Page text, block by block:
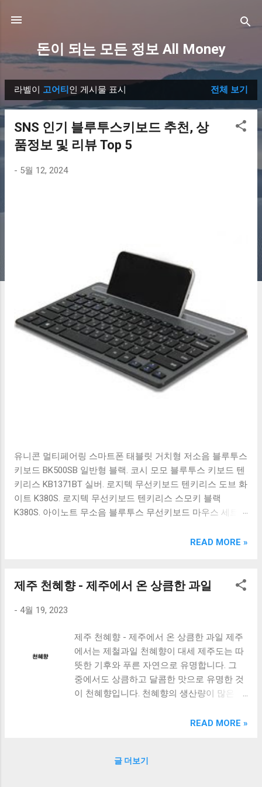
돈이 되는 모든 정보 All Money
글
라벨이 고어티인 게시물 표시 전체 보기
SNS 인기 블루투스키보드 추천, 상
품정보 및 리뷰 Top 5
- 5월 12, 2024
유니콘 멀티페어링 스마트폰 태블릿 거치형 저소음 블루투스
키보드 BK500SB 일반형 블랙. 코시 모모 블루투스 키보드 텐
키리스 KB1371BT 실버. 로지텍 무선키보드 텐키리스 도브 화
이트 K380S. 로지텍 무선키보드 텐키리스 스모키 블랙
K380S. 아이노트 무소음 블루투스 무선키보드 마우스 세트
OABTKBDA 퓨어 화이트. 코시 베이직 블루투스 키보드
랙. 큐센 멤브레인 무선 키보드 블랙 K1000 일반형 블루투스
다양한 할인 혜택과 빠른배송 혜택을 놓치지 않도록 먼저 확
도 많고, 가격도 다양해서 결정이 많이 어려우시죠? 특히 블
루투스키보드 같은 상품을 고를 때는 더 고민이 많을 수 밖에
없습니다. 다양한 상품들을 상세스펙 과 가격 을 꼼꼼히 비교
해서 구매하실 수 있도록 순위 추천 해드릴게요. 특가상품 보
러가기 추천상품 Best 유니콘 멀티페어링 스마트폰 태블릿
READ MORE »
제주 천혜향 - 제주에서 온 상큼한 과일
- 4월 19, 2023
제주 천혜향 - 제주에서 온 상큼한 과일 제주
에서는 제철과일 천혜향이 대세 제주도는 따
뜻한 기후와 푸른 자연으로 유명합니다. 그
중에서도 상큼하고 달콤한 맛으로 유명한 것
이 천혜향입니다. 천혜향의 생산량이 많은 2
많은 사람들이 제주를 찾아 천혜향을 즐깁니
알맞게 잘 익으면 당도는 12도 이상에 도달한
READ MORE »
글 더보기